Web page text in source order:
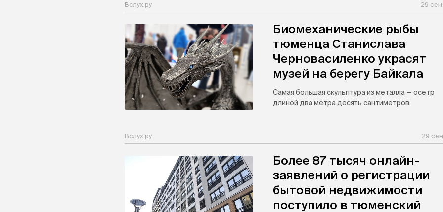
Вслух.ру 29
Биомеханические рыбы
тюменца Станислава
Черновасиленко украсят
музей на берегу Байкала
Самая большая скульптура из металла — осетр
длиной два метра десять сантиметров.
Вслух.ру 29
Более 87 тысяч онлайн-
заявлений о регистрации
бытовой недвижимости
поступило в тюменский